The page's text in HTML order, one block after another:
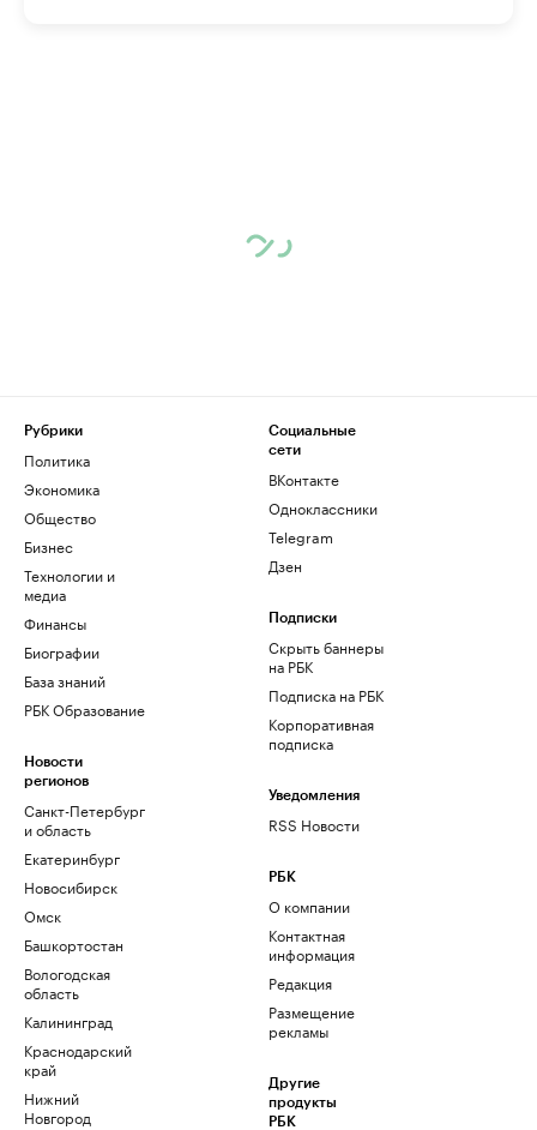
Рубрики
Политика
Экономика
Общество
Бизнес
Технологии и
медиа
Финансы
Биографии
База знаний
РБК Образование
Новости
регионов
Санкт-Петербург
и область
Екатеринбург
Новосибирск
Омск
Башкортостан
Вологодская
область
Калининград
Краснодарский
край
Нижний
Новгород
Социальные
сети
ВКонтакте
Одноклассники
Telegram
Дзен
Подписки
Скрыть баннеры
на РБК
Подписка на РБК
Корпоративная
подписка
Уведомления
RSS Новости
РБК
О компании
Контактная
информация
Редакция
Размещение
рекламы
Другие
продукты
РБК